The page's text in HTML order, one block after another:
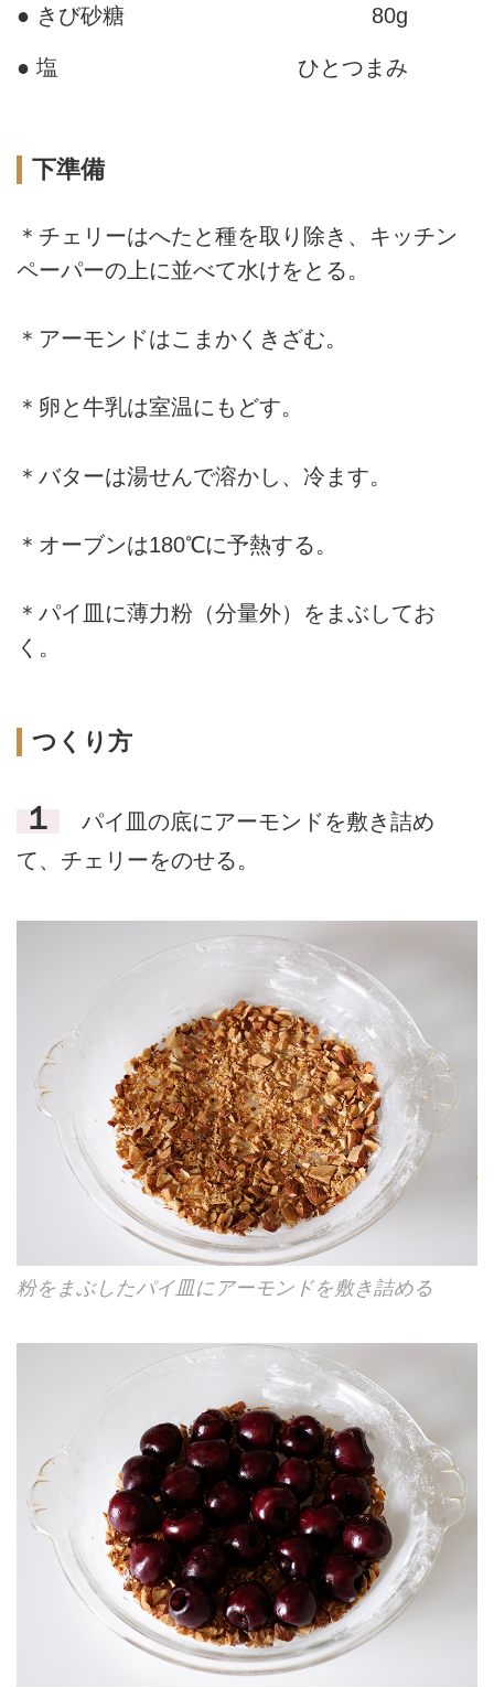
● きび砂糖 80g
● 塩 ひとつまみ
下準備
＊チェリーはへたと種を取り除き、キッチン
ペーパーの上に並べて水けをとる。
＊アーモンドはこまかくきざむ。
＊卵と牛乳は室温にもどす。
＊バターは湯せんで溶かし、冷ます。
＊オーブンは180℃に予熱する。
＊パイ皿に薄力粉（分量外）をまぶしてお
く。
つくり方
１
パイ皿の底にアーモンドを敷き詰め
て、チェリーをのせる。
粉をまぶしたパイ皿にアーモンドを敷き詰める